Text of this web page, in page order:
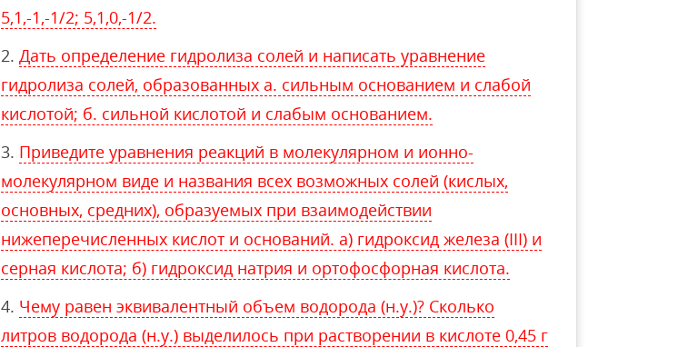
5,1,-1,-1/2; 5,1,0,-1/2.
Дать определение гидролиза солей и написать уравнение
гидролиза солей, образованных а. сильным основанием и слабой
кислотой; б. сильной кислотой и слабым основанием.
Приведите уравнения реакций в молекулярном и ионно-
молекулярном виде и названия всех возможных солей (кислых,
основных, средних), образуемых при взаимодействии
нижеперечисленных кислот и оснований. а) гидроксид железа (III) и
серная кислота; б) гидроксид натрия и ортофосфорная кислота.
Чему равен эквивалентный объем водорода (н.у.)? Сколько
литров водорода (н.у.) выделилось при растворении в кислоте 0,45 г